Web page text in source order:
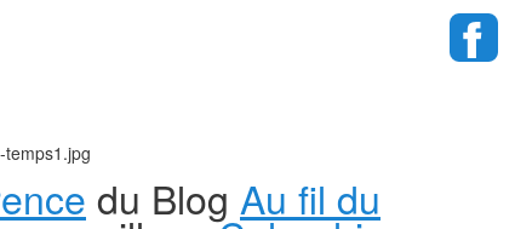
du Blog Au fil du